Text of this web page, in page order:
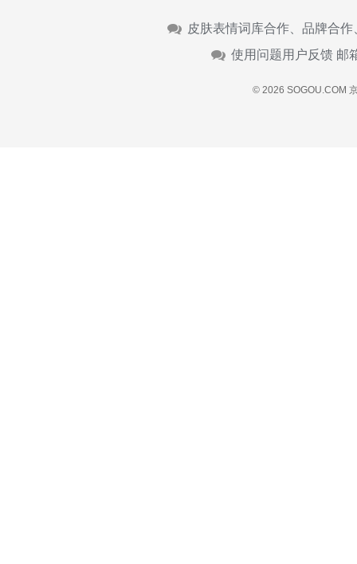
皮肤表情词库合作、品牌合
使用问题用户反馈 邮
© 2026 SOGOU.COM